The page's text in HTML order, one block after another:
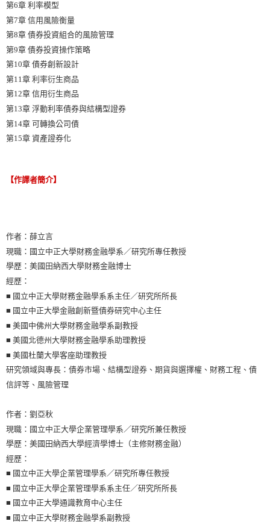
第6章 利率模型
第7章 信用風險衡量
第8章 債券投資組合的風險管理
第9章 債券投資操作策略
第10章 債券創新設計
第11章 利率衍生商品
第12章 信用衍生商品
第13章 浮動利率債券與結構型證券
第14章 可轉換公司債
第15章 資產證券化
【作譯者簡介】
作者：薛立言
現職：國立中正大學財務金融學系／研究所專任教授
學歷：美國田納西大學財務金融博士
經歷：
■ 國立中正大學財務金融學系系主任／研究所所長
■ 國立中正大學金融創新暨債券研究中心主任
■ 美國中佛州大學財務金融學系副教授
■ 美國北德州大學財務金融學系助理教授
■ 美國杜蘭大學客座助理教授
研究領域與專長：債券市場、結構型證券、期貨與選擇權、財務工程、債
信評等、風險管理
作者：劉亞秋
現職：國立中正大學企業管理學系／研究所兼任教授
學歷：美國田納西大學經濟學博士（主修財務金融）
經歷：
■ 國立中正大學企業管理學系／研究所專任教授
■ 國立中正大學企業管理學系系主任／研究所所長
■ 國立中正大學通識教育中心主任
■ 國立中正大學財務金融學系副教授